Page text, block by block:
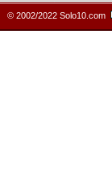
© 2002/2022 Solo10.com